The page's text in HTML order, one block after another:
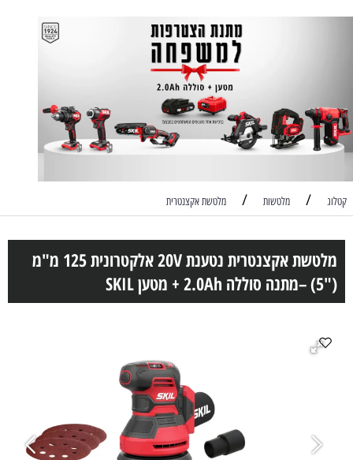
קטלוג / מלטשות / מלטשת אקצנטרית
מלטשת אקצנטרית נטענת 20V אלקטרונית 125 מ"מ
("5) –מתנה סוללה 2.0Ah + מטען SKIL